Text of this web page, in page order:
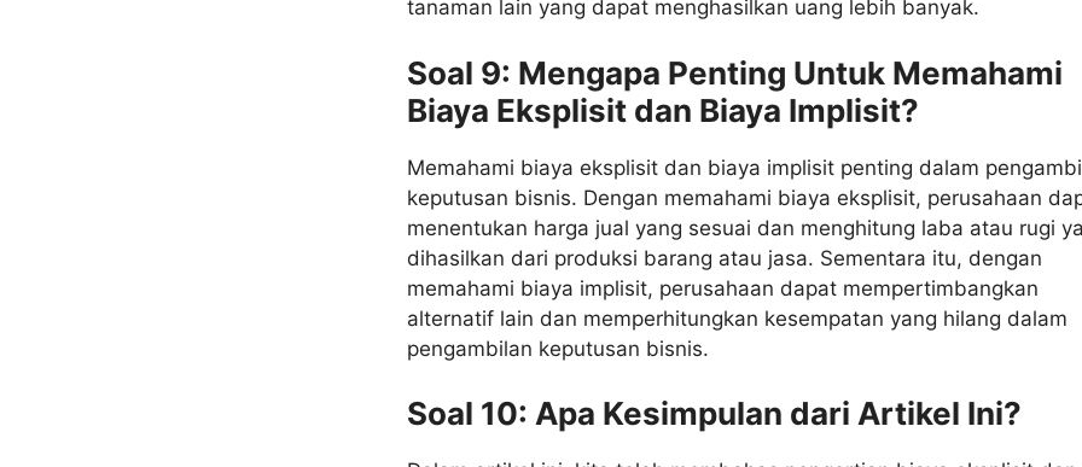
tanaman lain yang dapat menghasilkan uang lebih banyak.
Soal 9: Mengapa Penting Untuk Memahami
Biaya Eksplisit dan Biaya Implisit?
Memahami biaya eksplisit dan biaya implisit penting dalam
keputusan bisnis. Dengan memahami biaya eksplisit, perusahaan
menentukan harga jual yang sesuai dan menghitung laba atau rugi
dihasilkan dari produksi barang atau jasa. Sementara itu, dengan
memahami biaya implisit, perusahaan dapat mempertimbangkan
alternatif lain dan memperhitungkan kesempatan yang hilang dalam
pengambilan keputusan bisnis.
Soal 10: Apa Kesimpulan dari Artikel Ini?